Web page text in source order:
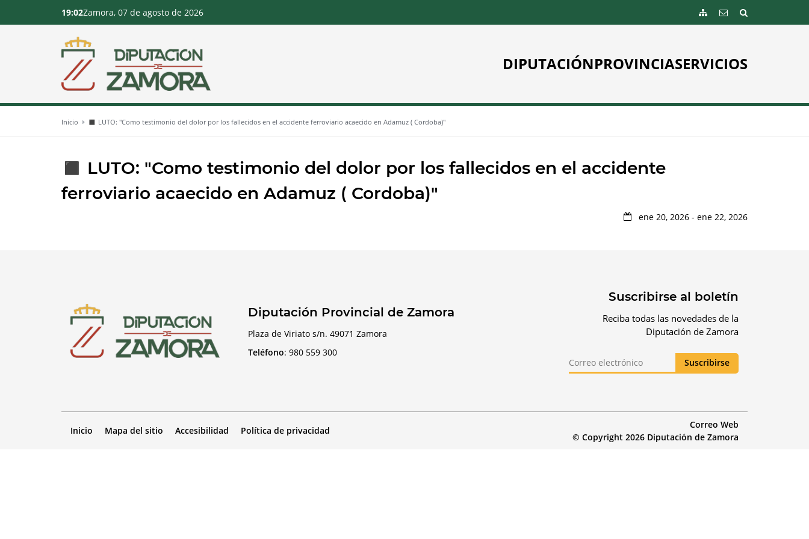
DIPUTACIÓNPROVINCIASERVICIOS
19:02Zamora, 07 de agosto de 2026
Inicio ◼️ LUTO: "Como testimonio del dolor por los fallecidos en el accidente ferroviario acaecido en Adamuz ( Cordoba)"
◼️ LUTO: "Como testimonio del dolor por los fallecidos en el accidente
ferroviario acaecido en Adamuz ( Cordoba)"
ene 20, 2026 - ene 22, 2026
Diputación Provincial de Zamora
Plaza de Viriato s/n. 49071 Zamora
Teléfono: 980 559 300
Suscribirse al boletín
Reciba todas las novedades de la
Diputación de Zamora
Inicio Mapa del sitio Accesibilidad Política de privacidad
Correo Web
© Copyright 2026 Diputación de Zamora